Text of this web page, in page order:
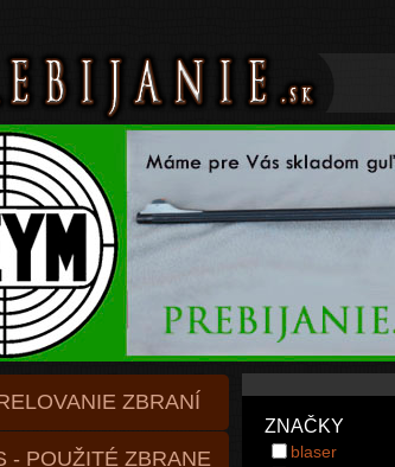
ZBRANÍ
- POUŽITÉ ZBRANE
ZNAČKY
blaser